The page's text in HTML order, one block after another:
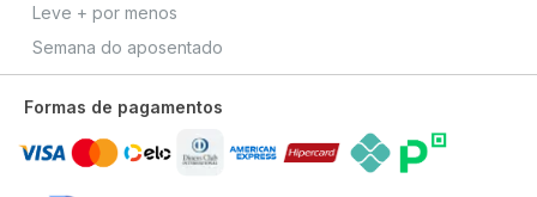
Leve + por menos
Semana do aposentado
Formas de pagamentos